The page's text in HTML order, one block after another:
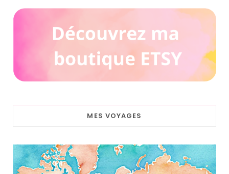
MES VOYAGES